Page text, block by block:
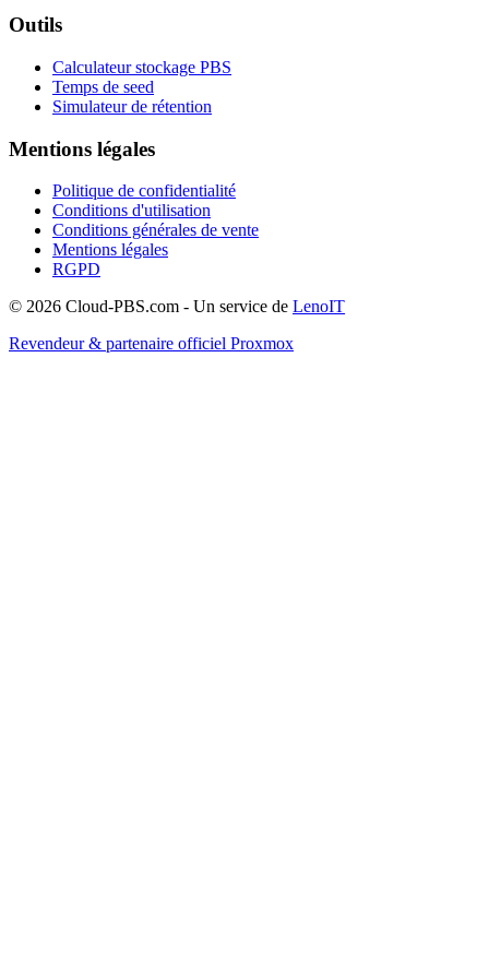
Outils
Calculateur stockage PBS
Temps de seed
Simulateur de rétention
Mentions légales
Politique de confidentialité
Conditions d'utilisation
Conditions générales de vente
Mentions légales
RGPD
© 2026 Cloud-PBS.com - Un service de LenoIT
Revendeur & partenaire officiel Proxmox